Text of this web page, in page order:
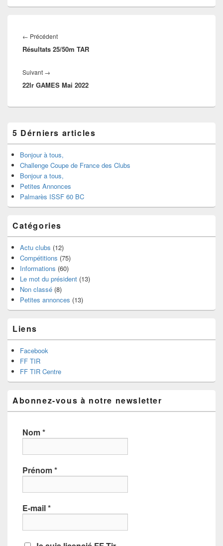
← Précédent
Résultats 25/50m TAR
Suivant →
22lr GAMES Mai 2022
5 Dérniers articles
Bonjour à tous,
Challenge Coupe de France des Clubs
Bonjour a tous,
Petites Annonces
Palmarès ISSF 60 BC
Catégories
Actu clubs (12)
Compétitions (75)
Informations (60)
Le mot du président (13)
Non classé (8)
Petites annonces (13)
Liens
Facebook
FF TIR
FF TIR Centre
Abonnez-vous à notre newsletter
Nom*
Prénom*
E-mail*